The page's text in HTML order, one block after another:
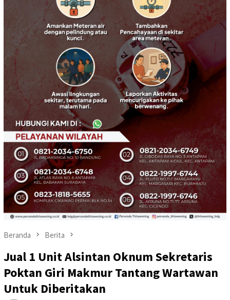
Beranda Berita
Jual 1 Unit Alsintan Oknum Sekretaris
Poktan Giri Makmur Tantang Wartawan
Untuk Diberitakan